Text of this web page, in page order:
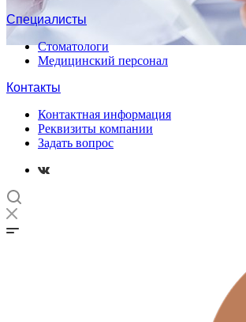
Специалисты
Стоматологи
Медицинский персонал
Контакты
Контактная информация
Реквизиты компании
Задать вопрос